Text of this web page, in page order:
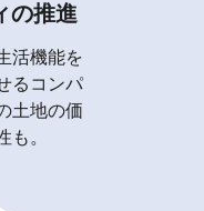
の推進
活機能を
るコンパ
土地の価
も。